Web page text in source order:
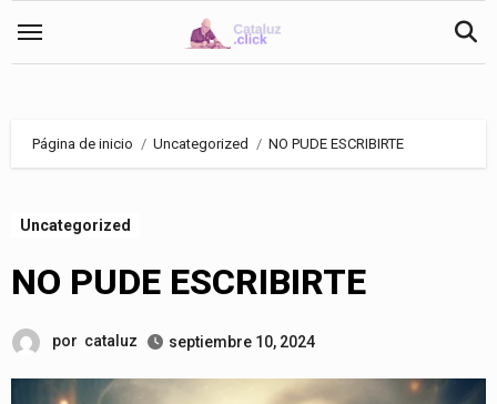
Página de inicio Uncategorized NO PUDE ESCRIBIRTE
Uncategorized
NO PUDE ESCRIBIRTE
por cataluz septiembre 10, 2024